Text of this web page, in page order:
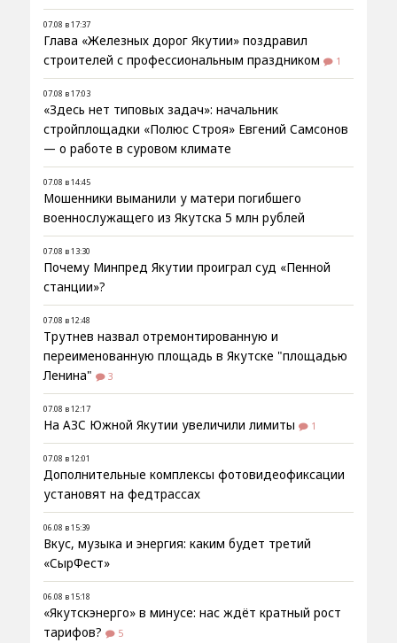
07.08 в 17:37
Глава «Железных дорог Якутии» поздравил
строителей с профессиональным праздником
1
07.08 в 17:03
«Здесь нет типовых задач»: начальник
стройплощадки «Полюс Строя» Евгений Самсонов
— о работе в суровом климате
07.08 в 14:45
Мошенники выманили у матери погибшего
военнослужащего из Якутска 5 млн рублей
07.08 в 13:30
Почему Минпред Якутии проиграл суд «Пенной
станции»?
07.08 в 12:48
Трутнев назвал отремонтированную и
переименованную площадь в Якутске "площадью
Ленина"
3
07.08 в 12:17
На АЗС Южной Якутии увеличили лимиты 1
07.08 в 12:01
Дополнительные комплексы фотовидеофиксации
установят на федтрассах
06.08 в 15:39
Вкус, музыка и энергия: каким будет третий
«СырФест»
06.08 в 15:18
«Якутскэнерго» в минусе: нас ждёт кратный рост
тарифов?
5